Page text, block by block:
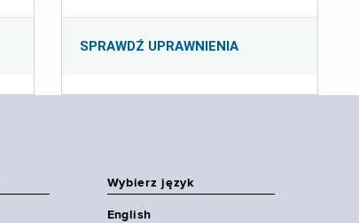
SPRAWDŹ UPRAWNIENIA
Wybierz język
English